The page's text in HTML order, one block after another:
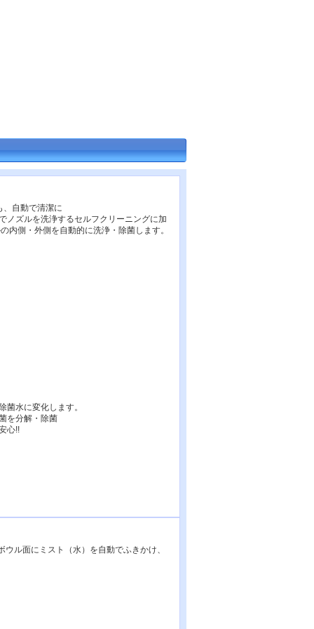
、自動で清潔に
ノズルを洗浄するセルフクリーニングに加
内側・外側を自動的に洗浄・除菌します。
菌水に変化します。
を分解・除菌
心!!
ル面にミスト（水）を自動でふきかけ、